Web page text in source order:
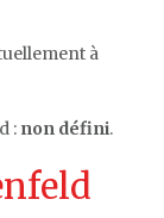
à
: non défini.